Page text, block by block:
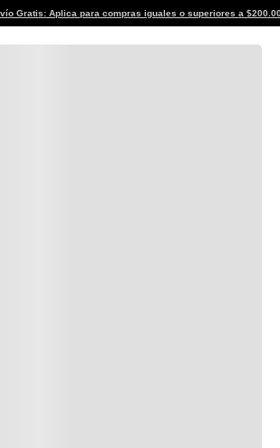
Envío Gratis: Aplica para compras iguales o superiores a